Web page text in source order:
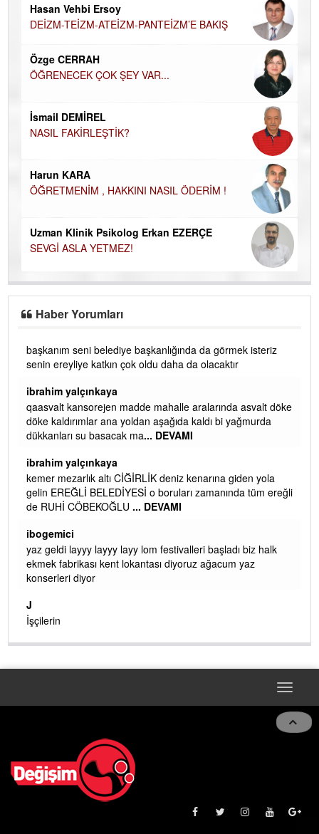
Hasan Vehbi Ersoy
DEİZM-TEİZM-ATEİZM-PANTEİZM’E BAKIŞ
Özge CERRAH
ÖĞRENECEK ÇOK ŞEY VAR...
İsmail DEMİREL
NASIL FAKİRLEŞTİK?
Harun KARA
ÖĞRETMENİM , HAKKINI NASIL ÖDERİM !
Uzman Klinik Psikolog Erkan EZERÇE
SEVGİ ASLA YETMEZ!
Haber Yorumları
başkanım seni belediye başkanlığında da görmek isteriz
senin ereyliye katkın çok oldu daha da olacaktır
ibrahim yalçınkaya
qaasvalt kansorejen madde mahalle aralarında asvalt döke
döke kaldırımlar ana yoldan aşağıda kaldı bi yağmurda
dükkanları su basacak ma... DEVAMI
ibrahim yalçınkaya
kemer mezarlık altı CİĞİRLİK deniz kenarına giden yola
gelin EREĞLİ BELEDİYESİ o boruları zamanında tüm ereğli
de RUHİ CÖBEKOĞLU ... DEVAMI
ibogemici
yaz geldi layyy layyy layy lom festivalleri başladı biz halk
ekmek fabrikası kent lokantası diyoruz ağacum yaz
konserleri diyor
J
İşçilerin
Toggle